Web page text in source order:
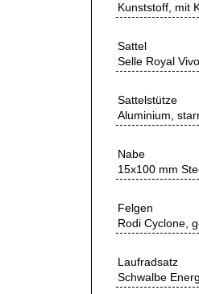
Kunststoff, mit
Sattel
Selle Royal Vivo
Sattelstütze
Aluminium,
Nabe
15x100 mm
Felgen
Rodi Cyclone,
Laufradsatz
Schwalbe